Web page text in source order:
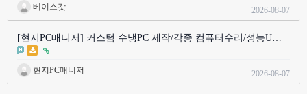
베이스갓 2026-08-07
[현지PC매니저] 커스텀 수냉PC 제작/각종 컴퓨터수리/성능U…
현지PC매니저 2026-08-07